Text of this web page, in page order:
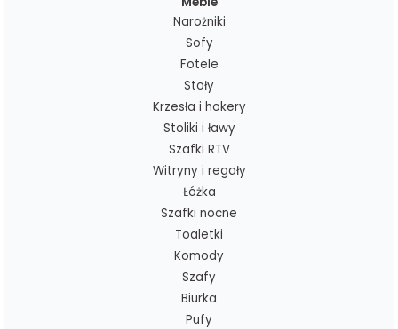
Narożniki
Sofy
Fotele
Stoły
Krzesła i hokery
Stoliki i ławy
Szafki RTV
Witryny i regały
Łóżka
Szafki nocne
Toaletki
Komody
Szafy
Biurka
Pufy